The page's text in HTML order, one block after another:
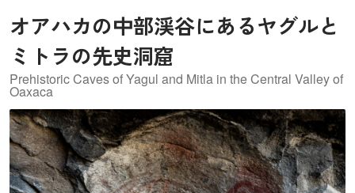
オアハカの中部渓谷にあるヤグルと
ミトラの先史洞窟
Prehistoric Caves of Yagul and Mitla in the Central Valley of
Oaxaca